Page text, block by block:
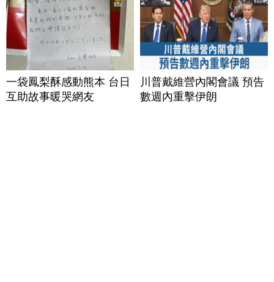
一袋鳳梨酥感動熊本 台日
互助故事暖哭網友
川普戴維營內閣會議 預告
數週內重擊伊朗